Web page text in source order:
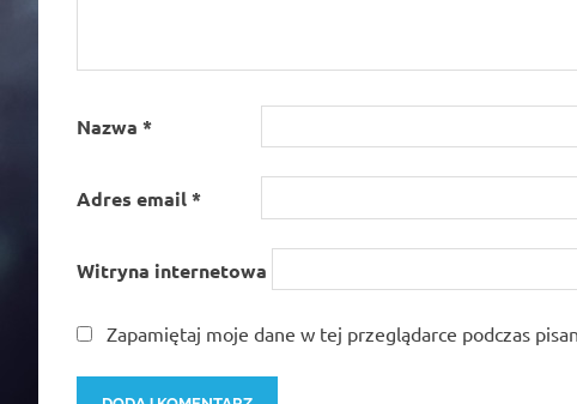
Nazwa *
Adres email*
Witryna internetowa
Zapamiętaj moje dane w tej przeglądarce podczas